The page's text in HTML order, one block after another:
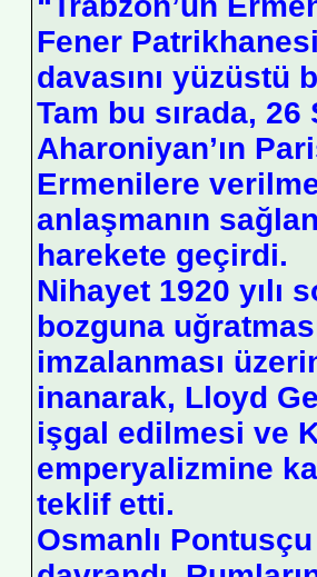
Fener
davasını yüzüstü
Tam bu sırada,
Aharoniyan’ın
Ermenilere
anlaşmanın
harekete geçirdi.
Nihayet 1920 yılı
bozguna
imzalanması
inanarak, Lloyd
işgal edilmesi ve
emperyalizmine
teklif etti.
Osmanlı